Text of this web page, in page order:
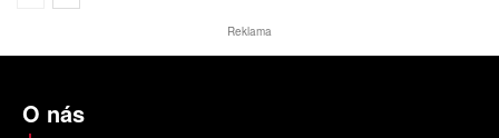
Reklama
O nás